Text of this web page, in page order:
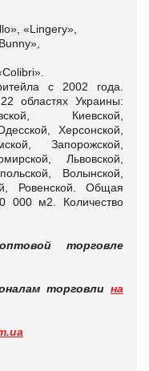
«Lingery»,
с 2002 года.
областях Украины:
Киевской,
Херсонской,
Запорожской,
Львовской,
Волынской,
Ровенской. Общая
000 м2. Количество
торговле
торговли на